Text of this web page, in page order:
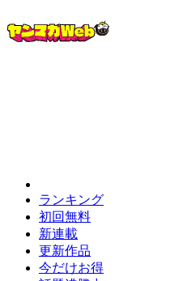
ランキング
初回無料
新連載
更新作品
今だけお得